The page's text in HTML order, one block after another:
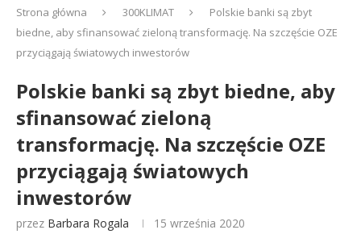
Strona główna 300KLIMAT
Polskie banki są zbyt
biedne, aby sfinansować zieloną transformację. Na szczęście OZE
przyciągają światowych inwestorów
Polskie banki są zbyt biedne, aby
sfinansować zieloną
transformację. Na szczęście OZE
przyciągają światowych
inwestorów
przez Barbara Rogala 15 września 2020